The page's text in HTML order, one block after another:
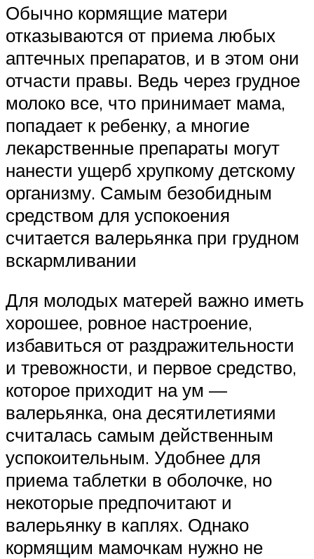
Обычно кормящие матери
отказываются от приема любых
аптечных препаратов, и в этом они
отчасти правы. Ведь через грудное
молоко все, что принимает мама,
попадает к ребенку, а многие
лекарственные препараты могут
нанести ущерб хрупкому детскому
организму. Самым безобидным
средством для успокоения
считается валерьянка при грудном
вскармливании
Для молодых матерей важно иметь
хорошее, ровное настроение,
избавиться от раздражительности
и тревожности, и первое средство,
которое приходит на ум —
валерьянка, она десятилетиями
считалась самым действенным
успокоительным. Удобнее для
приема таблетки в оболочке, но
некоторые предпочитают и
валерьянку в каплях. Однако
кормящим мамочкам нужно не